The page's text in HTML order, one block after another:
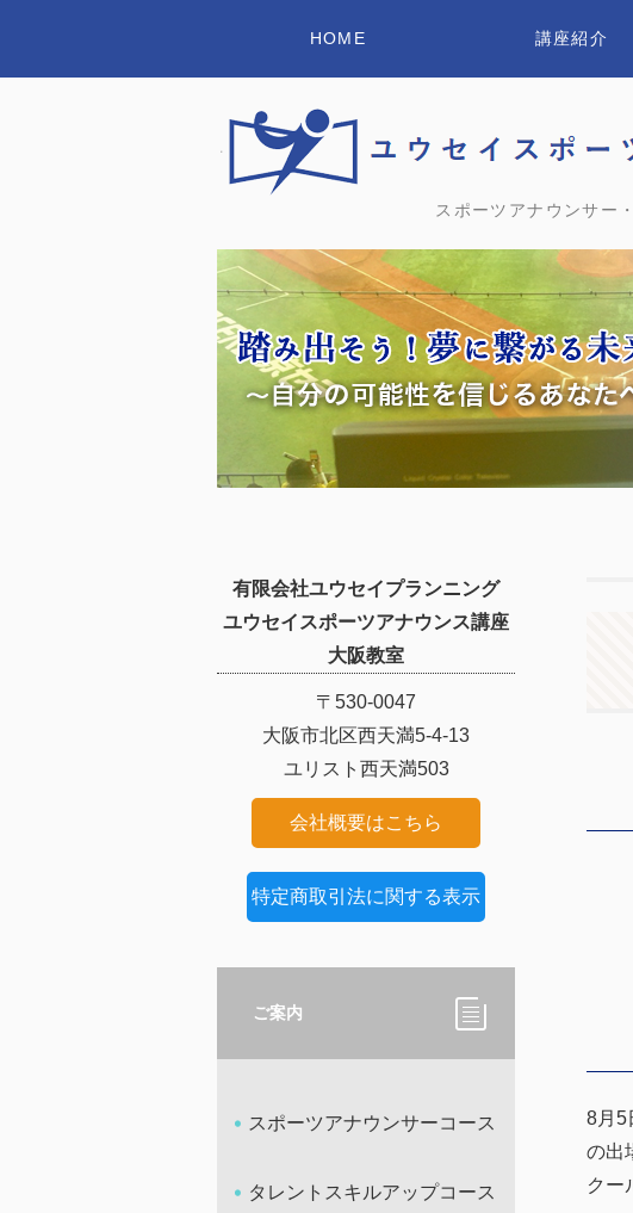
スポーツアナウンサー
HOME 講座紹介
8月5
の出
クー
有限会社ユウセイプランニング
ユウセイスポーツアナウンス講座
大阪教室
〒530-0047
大阪市北区西天満5-4-13
ユリスト西天満503
会社概要はこちら
特定商取引法に関する表示
ご案内
スポーツアナウンサーコース
タレントスキルアップコース